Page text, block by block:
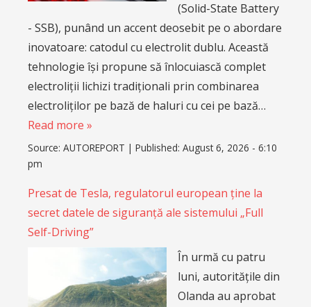
(Solid-State Battery
- SSB), punând un accent deosebit pe o abordare
inovatoare: catodul cu electrolit dublu. Această
tehnologie își propune să înlocuiască complet
electroliții lichizi tradiționali prin combinarea
electroliților pe bază de haluri cu cei pe bază…
Read more »
Source: AUTOREPORT | Published: August 6, 2026 - 6:10
pm
Presat de Tesla, regulatorul european ține la
secret datele de siguranță ale sistemului „Full
Self-Driving”
În urmă cu patru
luni, autoritățile din
Olanda au aprobat